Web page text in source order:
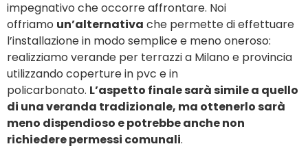
impegnativo che occorre affrontare. Noi
offriamo un’alternativa che permette di effettuare
l’installazione in modo semplice e meno oneroso:
realizziamo verande per terrazzi a Milano e provincia
utilizzando coperture in pvc e in
policarbonato. L’aspetto finale sarà simile a quello
di una veranda tradizionale, ma ottenerlo sarà
meno dispendioso e potrebbe anche non
richiedere permessi comunali.